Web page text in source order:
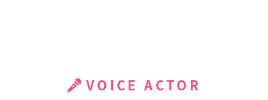
VOICE ACTOR